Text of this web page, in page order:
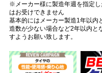
※メーカー様に製造年週を指定
はお受けできません
基本的にはメーカー製造1年以内
造数が少ない場合など2年以内と
すようお願い致します。